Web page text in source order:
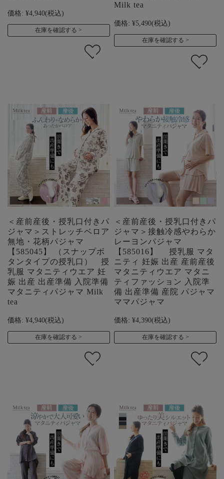
価格: ¥4,940(税込)
在庫を確認する
Milk tea
価格: ¥5,490(税込)
在庫を確認する
＜産前産後・授乳口付きパ
ジャマ＞ストレッチベロア
無地・花柄パジャマ
【585045】 （スナップボ
タンタイプの授乳口） 授
乳服 マタニティウエア 妊
娠 出産 出産準備 入院準備
マタニティパジャマ Milk
tea
価格: ¥4,940(税込)
在庫を確認する
＜産前産後・授乳口付きパ
ジャマ＞接触冷感やわらか
レーヨンパジャマ
【585016】 授乳服 マタ
ニティ 妊娠 出産 産前産後
マタニティウエア マタニ
ティファッション 入院準
備 出産準備 産院 パジャマ
ママパジャマ
価格: ¥4,390(税込)
在庫を確認する